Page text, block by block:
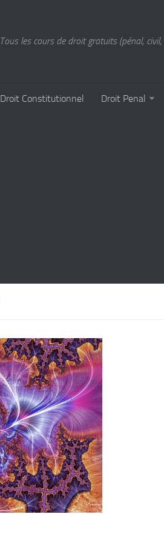
Tous les cours de droit gratuits (pénal,
Droit Constitutionnel Droit Penal